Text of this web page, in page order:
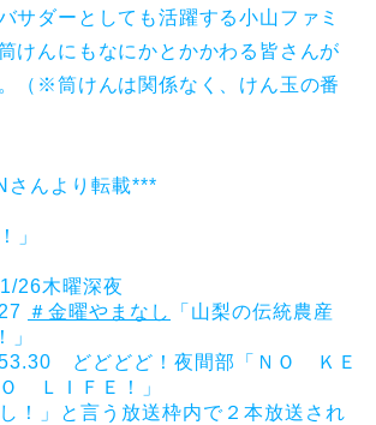
サダーとしても活躍する小山ファミ
けんにもなにかとかかわる皆さんが
（※筒けんは関係なく、けん玉の番
さんより転載***
」
26木曜深夜
＃金曜やまなし
「山梨の伝統農産
」
どどどど！夜間部「ＮＯ ＫＥ
ＬＩＦＥ！」
」と言う放送枠内で２本放送され